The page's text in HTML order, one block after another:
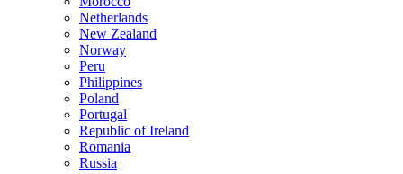
Netherlands
New Zealand
Norway
Peru
Philippines
Poland
Portugal
Republic of Ireland
Romania
Russia